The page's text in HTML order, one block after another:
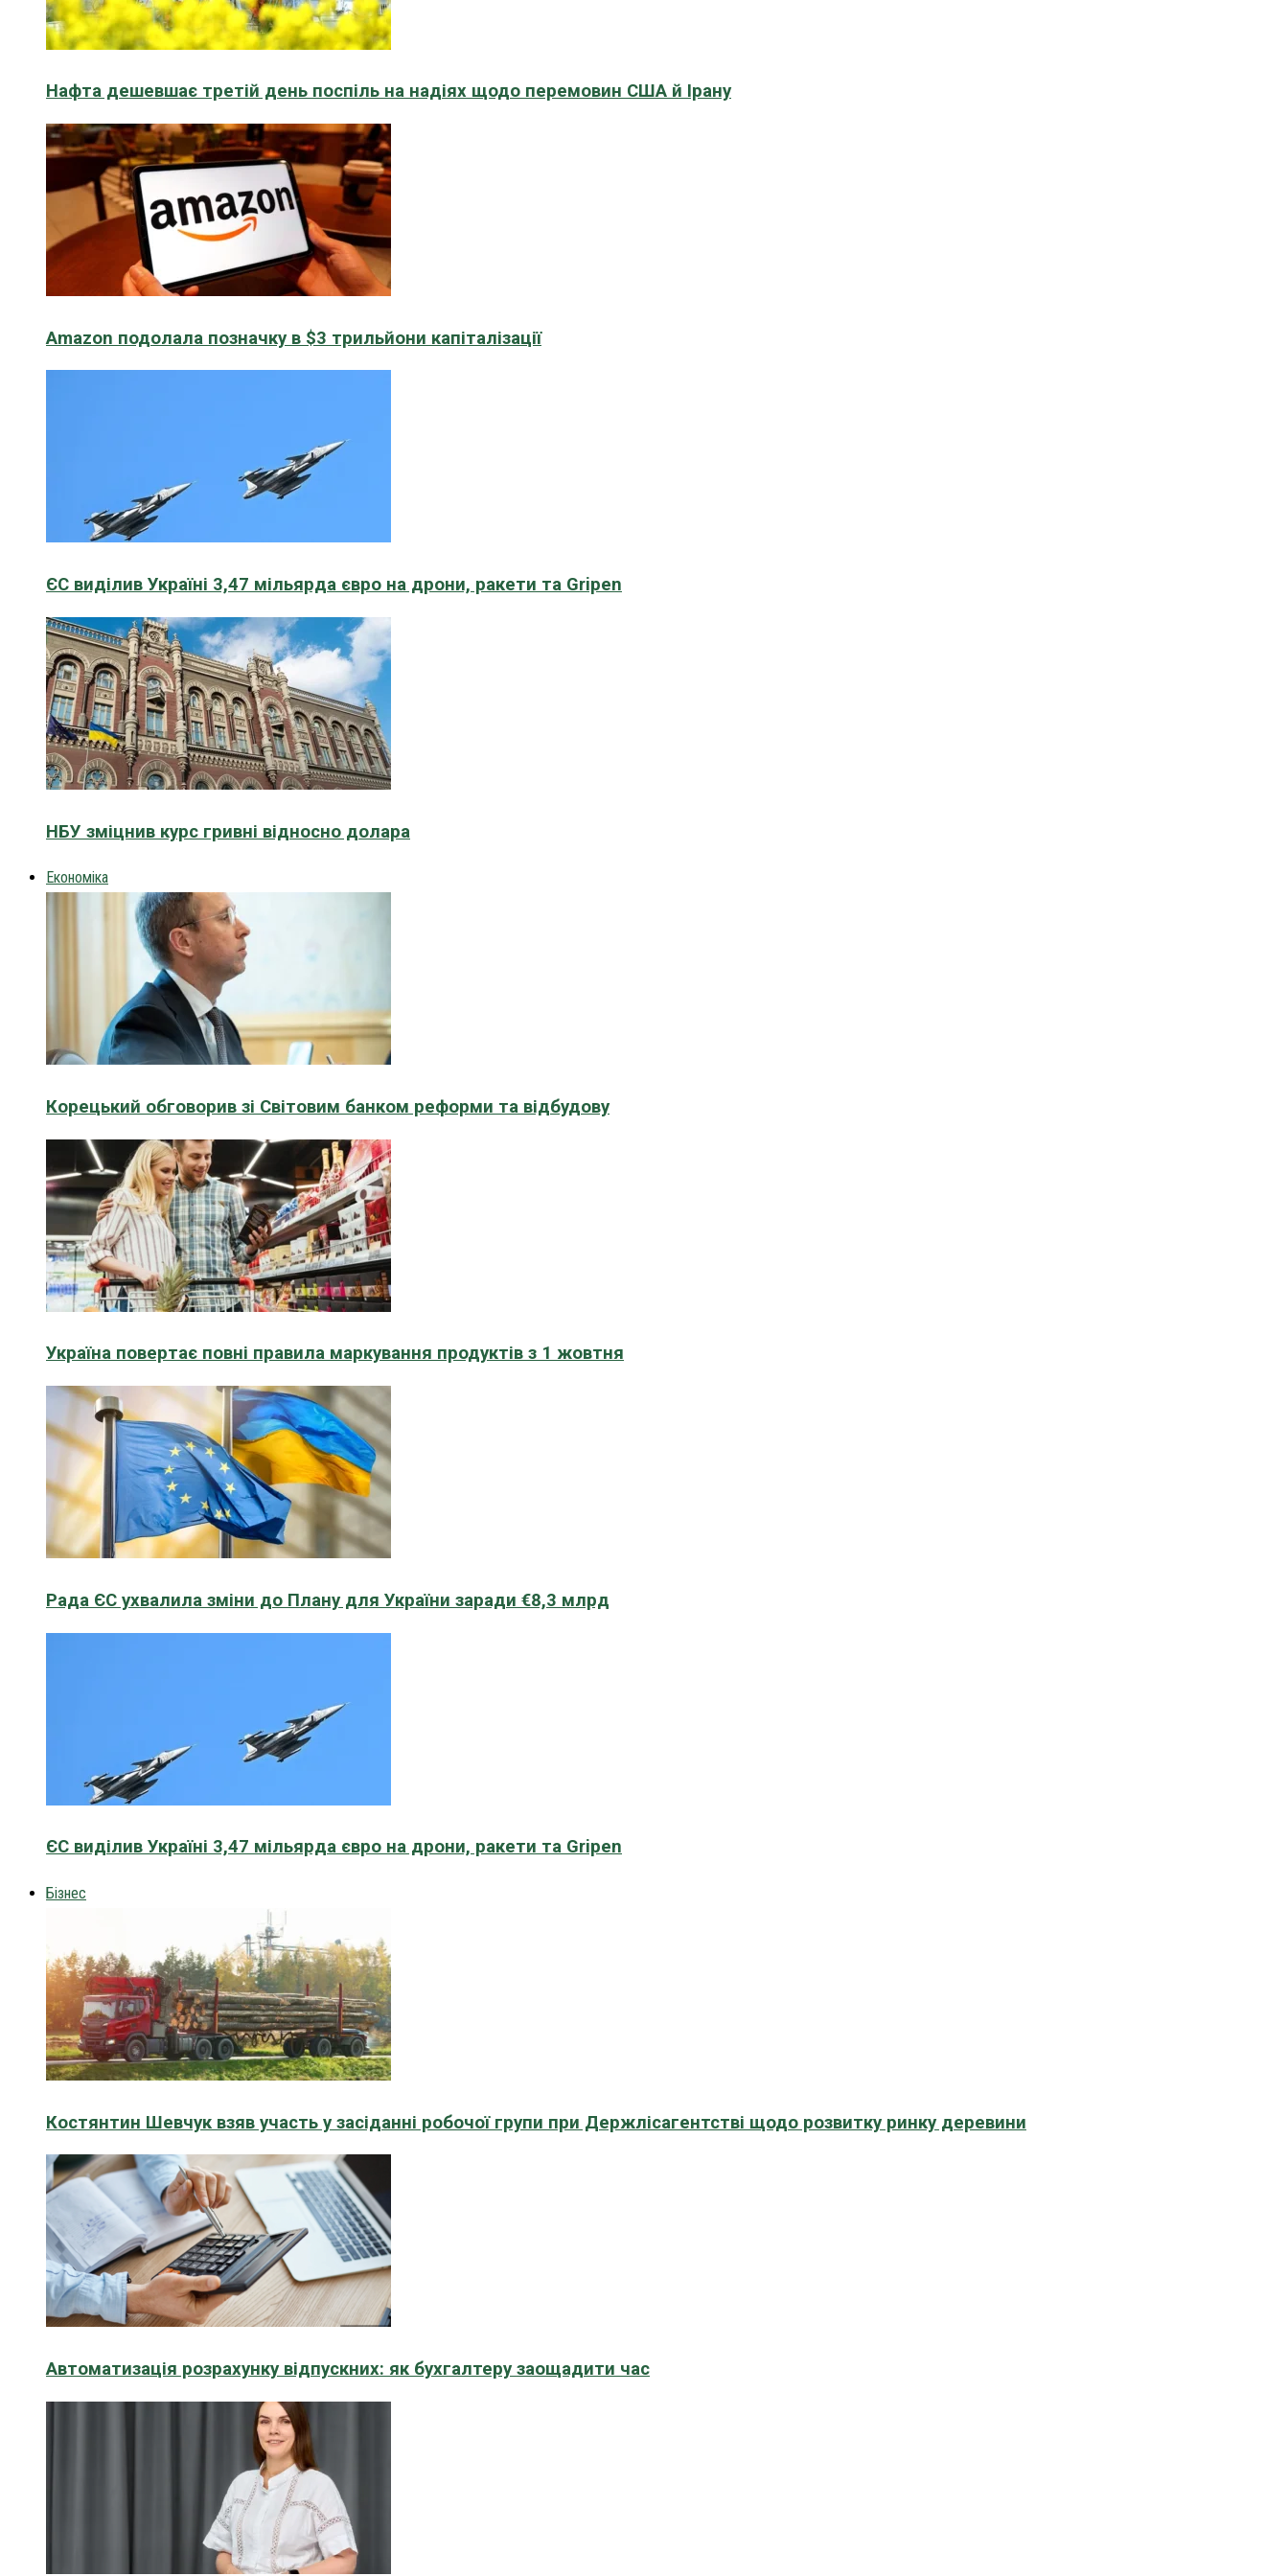
Нафта дешевшає третій день поспіль на надіях щодо перемовин США й Ірану
Amazon подолала позначку в $3 трильйони капіталізації
ЄС виділив Україні 3,47 мільярда євро на дрони, ракети та Gripen
НБУ зміцнив курс гривні відносно долара
Економіка
Корецький обговорив зі Світовим банком реформи та відбудову
Україна повертає повні правила маркування продуктів з 1 жовтня
Рада ЄС ухвалила зміни до Плану для України заради €8,3 млрд
ЄС виділив Україні 3,47 мільярда євро на дрони, ракети та Gripen
Бізнес
Костянтин Шевчук взяв участь у засіданні робочої групи при Держлісагентстві щодо розвитку ринку деревини
Автоматизація розрахунку відпускних: як бухгалтеру заощадити час